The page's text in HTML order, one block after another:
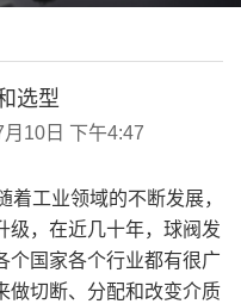
选型
10日 下午4:47
工业领域的不断发展，
级，在近几十年，球阀发
个国家各个行业都有很广
做切断、分配和改变介质